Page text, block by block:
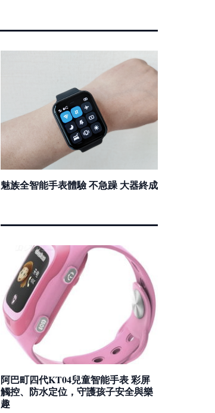
魅族全智能手表體驗 不急躁 大器終成
阿巴町四代KT04兒童智能手表 彩屏
觸控、防水定位，守護孩子安全與樂
趣